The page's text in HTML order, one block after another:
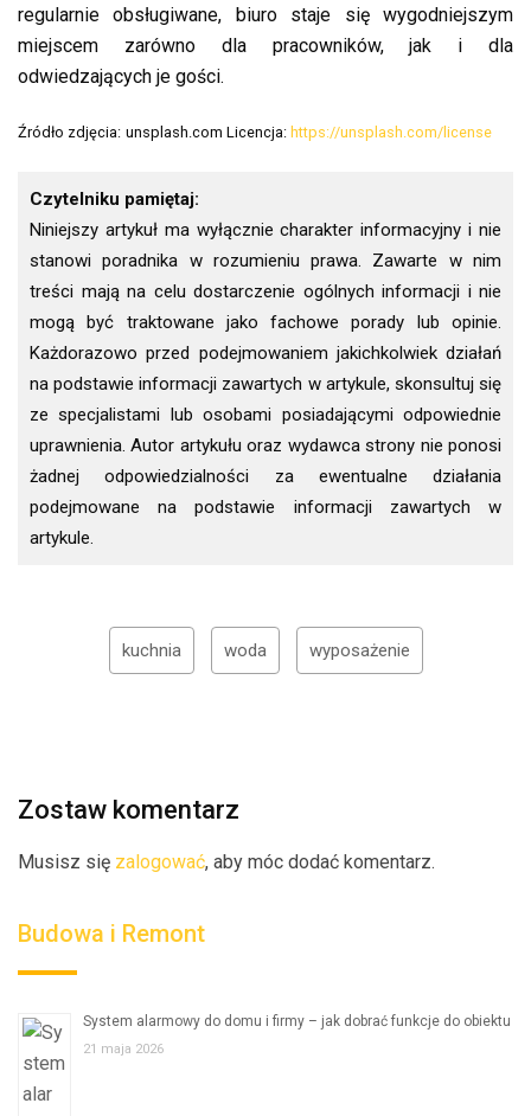
regularnie obsługiwane, biuro staje się wygodniejszym
miejscem zarówno dla pracowników, jak i dla
odwiedzających je gości.
Źródło zdjęcia: unsplash.com Licencja: https://unsplash.com/license
Czytelniku pamiętaj:
Niniejszy artykuł ma wyłącznie charakter informacyjny i nie
stanowi poradnika w rozumieniu prawa. Zawarte w nim
treści mają na celu dostarczenie ogólnych informacji i nie
mogą być traktowane jako fachowe porady lub opinie.
Każdorazowo przed podejmowaniem jakichkolwiek działań
na podstawie informacji zawartych w artykule, skonsultuj się
ze specjalistami lub osobami posiadającymi odpowiednie
uprawnienia. Autor artykułu oraz wydawca strony nie ponosi
żadnej odpowiedzialności za ewentualne działania
podejmowane na podstawie informacji zawartych w
artykule.
kuchnia woda wyposażenie
Zostaw komentarz
Musisz się zalogować, aby móc dodać komentarz.
Budowa i Remont
System alarmowy do domu i firmy – jak dobrać funkcje do obiektu
21 maja 2026